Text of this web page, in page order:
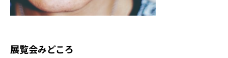
展覧会みどころ